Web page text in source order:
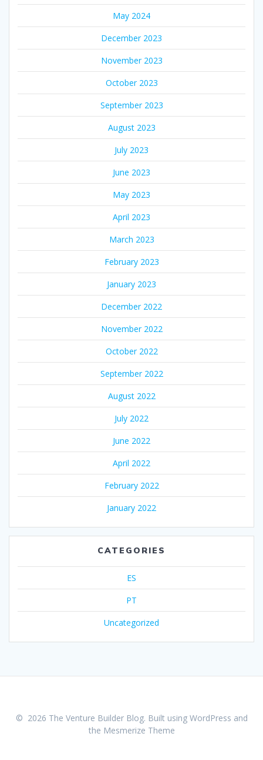
May 2024
December 2023
November 2023
October 2023
September 2023
August 2023
July 2023
June 2023
May 2023
April 2023
March 2023
February 2023
January 2023
December 2022
November 2022
October 2022
September 2022
August 2022
July 2022
June 2022
April 2022
February 2022
January 2022
CATEGORIES
ES
PT
Uncategorized
© 2026 The Venture Builder Blog. Built using WordPress and
the Mesmerize Theme